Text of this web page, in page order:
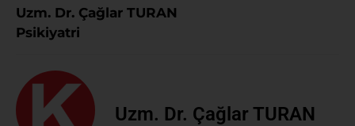
Uzm. Dr. Çağlar TURAN
Psikiyatri
Uzm. Dr. Çağlar TURAN